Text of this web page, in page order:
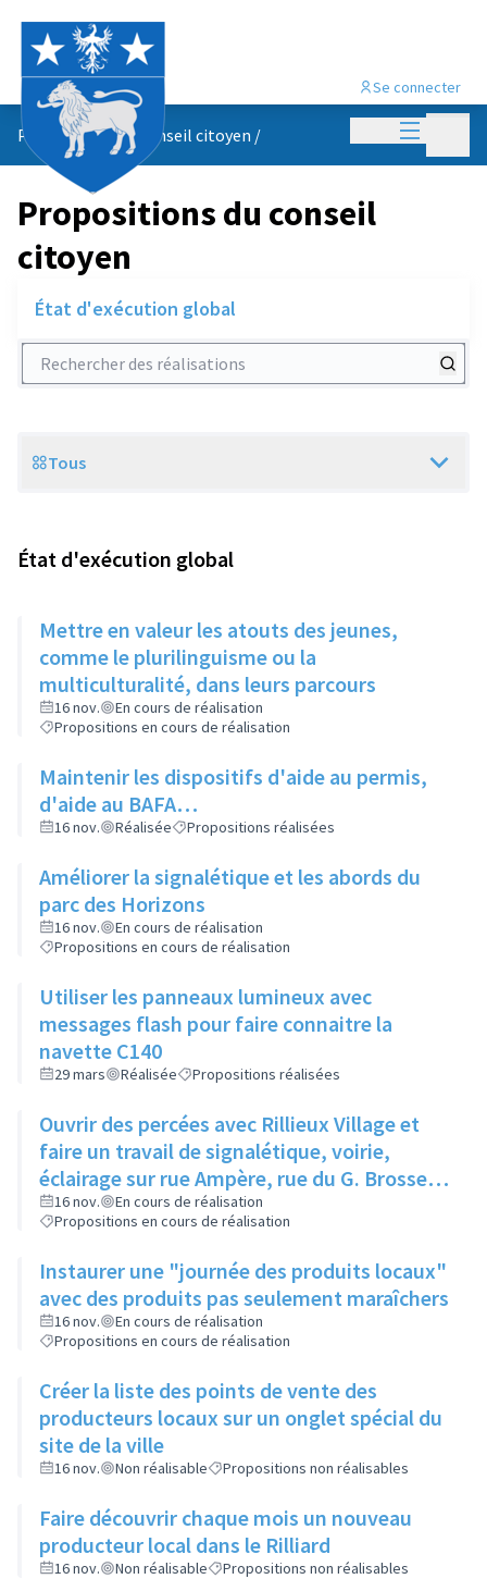
Menu
Se connecter
Propositions du conseil citoyen /
Propositions du conseil
citoyen
État d'exécution global
Rechercher des réalisations
Scope
Tous
État d'exécution global
Mettre en valeur les atouts des jeunes,
comme le plurilinguisme ou la
multiculturalité, dans leurs parcours
16 nov.
En cours de réalisation
Propositions en cours de réalisation
Maintenir les dispositifs d'aide au permis,
d'aide au BAFA…
16 nov. Réalisée Propositions réalisées
Améliorer la signalétique et les abords du
parc des Horizons
16 nov.
En cours de réalisation
Propositions en cours de réalisation
Utiliser les panneaux lumineux avec
messages flash pour faire connaitre la
navette C140
29 mars Réalisée Propositions réalisées
Ouvrir des percées avec Rillieux Village et
faire un travail de signalétique, voirie,
éclairage sur rue Ampère, rue du G. Brosset
et rue du L. Vittoz
16 nov.
En cours de réalisation
Propositions en cours de réalisation
Instaurer une "journée des produits locaux"
avec des produits pas seulement maraîchers
16 nov.
En cours de réalisation
Propositions en cours de réalisation
Créer la liste des points de vente des
producteurs locaux sur un onglet spécial du
site de la ville
16 nov. Non réalisable Propositions non réalisables
Faire découvrir chaque mois un nouveau
producteur local dans le Rilliard
16 nov. Non réalisable Propositions non réalisables